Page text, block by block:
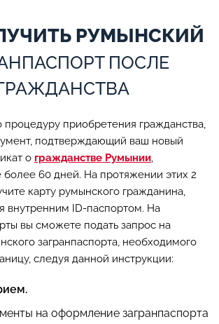
РУМЫНСКИЙ
ПОСЛЕ
приобретения гражданства,
подтверждающий ваш новый
о гражданстве Румынии,
60 дней. На протяжении этих 2
карту румынского гражданина,
внутренним ID-паспортом. На
вы сможете подать запрос на
загранпаспорта, необходимого
следуя данной инструкции:
на оформление загранпаспорта